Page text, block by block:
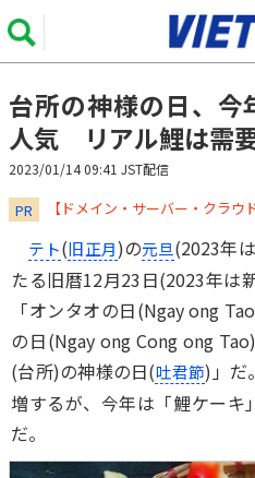
台所の神様の日、
人気 リアル鯉は需
2023/01/14 09:41 JST配信
PR 【ドメイン・サーバー・クラウ
テト(旧正月)の元旦(2023年
たる旧暦12月23日(2023年は
「オンタオの日(Ngay ong
の日(Ngay ong Cong ong
(台所)の神様の日(吐君節)」だ
増するが、今年は「鯉ケーキ
だ。